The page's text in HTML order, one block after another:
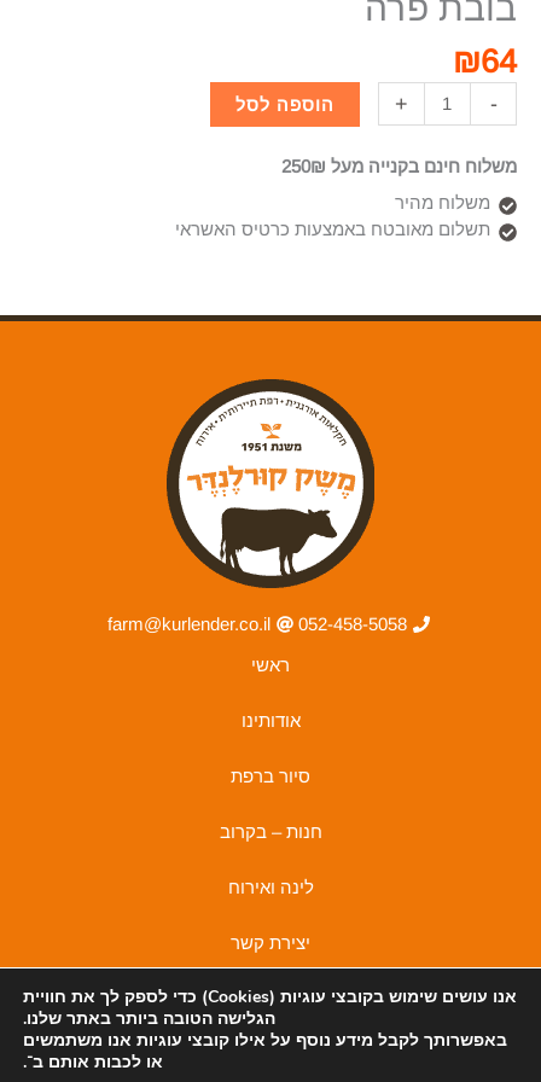
בובת פרה
₪64
-
+ הוספה לסל
משלוח חינם בקנייה מעל 250₪
משלוח מהיר
תשלום מאובטח באמצעות כרטיס האשראי
052-458-5058
farm@kurlender.co.il
ראשי
אודותינו
סיור ברפת
חנות – בקרוב
לינה ואירוח
יצירת קשר
מדיניות פרטיות
מדיניות פרטיות
אנו עושים שימוש בקובצי עוגיות (Cookies)
כדי לספק לך את חוויית
הגלישה הטובה ביותר באתר שלנו.
באפשרותך לקבל מידע נוסף על אילו קובצי עוגיות אנו משתמשים
או לכבות אותם ב־.